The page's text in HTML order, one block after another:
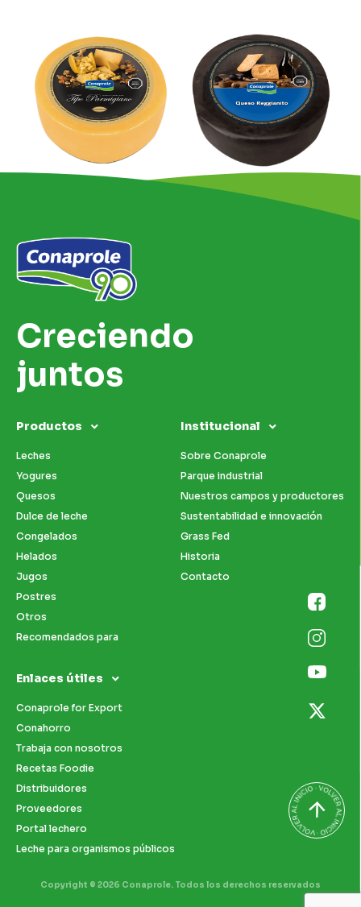
Creciendo
juntos
Productos
Leches
Yogures
Quesos
Dulce de leche
Congelados
Helados
Jugos
Postres
Otros
Recomendados para
Institucional
Sobre Conaprole
Parque industrial
Nuestros campos y productores
Sustentabilidad e innovación
Grass Fed
Historia
Contacto
Enlaces útiles
Conaprole for Export
Conahorro
Trabaja con nosotros
Recetas Foodie
Distribuidores
Proveedores
Portal lechero
Leche para organismos públicos
Copyright © 2026 Conaprole. Todos los derechos reservados